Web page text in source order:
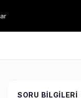
SORU BILGILERI